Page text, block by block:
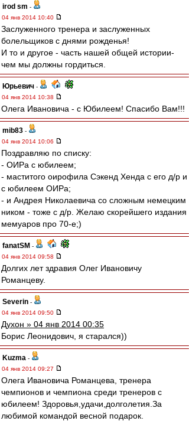
irod sm -
04 янв 2014 10:40
Заслуженного тренера и заслуженных
болельщиков с днями рожденья!
И то и другое - часть нашей общей истории-
чем мы должны гордиться.
Юрьевич -
04 янв 2014 10:38
Олега Ивановича - с Юбилеем! Спасибо Вам!!!
mib83 -
04 янв 2014 10:06
Поздравляю по списку:
- ОИРа с юбилеем;
- маститого оирофила Сэкенд Хенда с его д/р и
с юбилеем ОИРа;
- и Андрея Николаевича со сложным немецким
ником - тоже с д/р. Желаю скорейшего издания
мемуаров про 70-е;)
fanatSM -
04 янв 2014 09:58
Долгих лет здравия Олег Ивановичу
Романцеву.
Severin -
04 янв 2014 09:50
Духон » 04 янв 2014 00:35
Борис Леонидович, я старался))
Kuzma -
04 янв 2014 09:27
Олега Ивановича Романцева, тренера
чемпионов и чемпиона среди тренеров с
юбилеем! Здоровья,удачи,долголетия.За
любимой командой весной подарок.